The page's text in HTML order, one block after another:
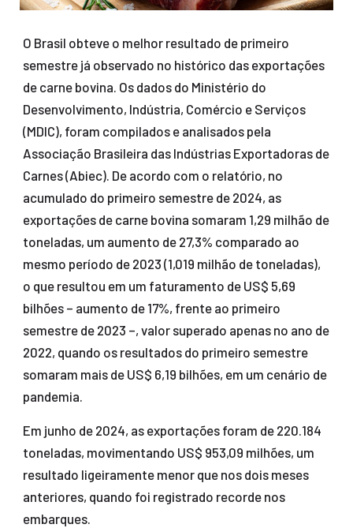
O Brasil obteve o melhor resultado de primeiro
semestre já observado no histórico das exportações
de carne bovina. Os dados do Ministério do
Desenvolvimento, Indústria, Comércio e Serviços
(MDIC), foram compilados e analisados pela
Associação Brasileira das Indústrias Exportadoras de
Carnes (Abiec). De acordo com o relatório, no
acumulado do primeiro semestre de 2024, as
exportações de carne bovina somaram 1,29 milhão de
toneladas, um aumento de 27,3% comparado ao
mesmo período de 2023 (1,019 milhão de toneladas),
o que resultou em um faturamento de US$ 5,69
bilhões – aumento de 17%, frente ao primeiro
semestre de 2023 –, valor superado apenas no ano de
2022, quando os resultados do primeiro semestre
somaram mais de US$ 6,19 bilhões, em um cenário de
pandemia.
Em junho de 2024, as exportações foram de 220.184
toneladas, movimentando US$ 953,09 milhões, um
resultado ligeiramente menor que nos dois meses
anteriores, quando foi registrado recorde nos
embarques.